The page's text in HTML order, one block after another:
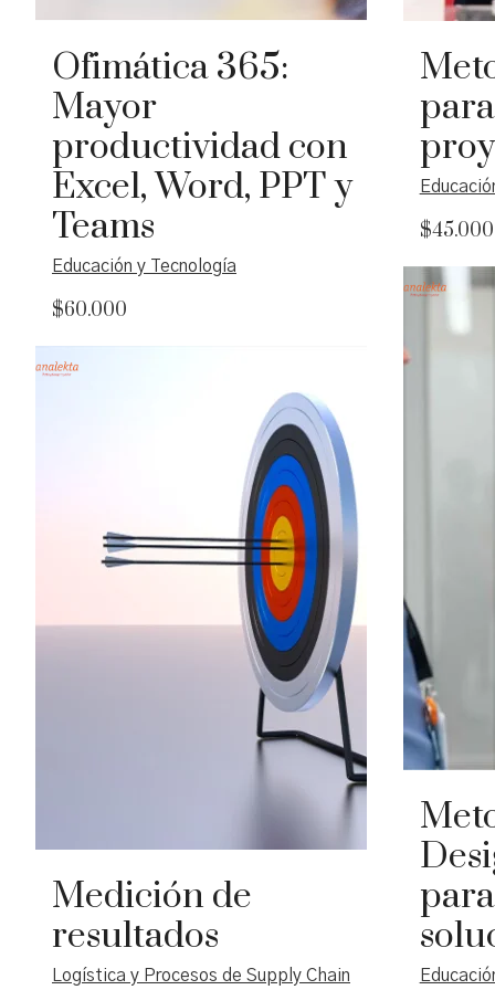
Ofimática 365:
Mayor
productividad con
Excel, Word, PPT y
Teams
Educación y Tecnología
$60.000
La Ofimática se refiere al conjunto de
herramientas informáticas que
automatizan y optimizan las tareas de
oficina, mejorando la productividad. Es
una habilidad esencial en el entorno
digital actual para el trabajo en red,
presencial y a distancia, además bajo
un esquema de colaboración. En las
actividades cotidianas de
emprendedores y miembros de equipos
de trabajo en empresas e
instituciones es imperativo el manejo
de la suite integrada de ofimática para
la productividad y el desempeño en
red. En el curso de Ofimática 365
podrás abordar y vivenciar, en
lecciones interactivas, el trabajo con
Añadir al carrito
$45.000
La
en
valor al
Medición de
resultados
Logística y Procesos de Supply Chain